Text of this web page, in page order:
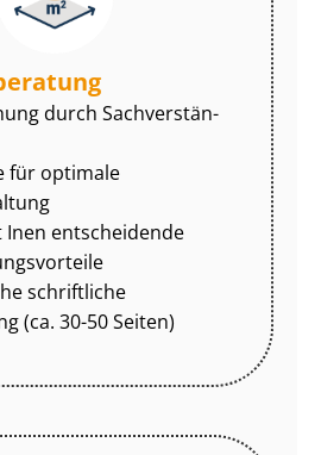
durch Sach­ver­stän­
für optimale
Inen entscheidende
schriftliche
(ca. 30-50 Seiten)